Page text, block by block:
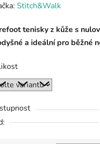
Stitch&Walk
tenisky z kůže s
a ideální pro běžné